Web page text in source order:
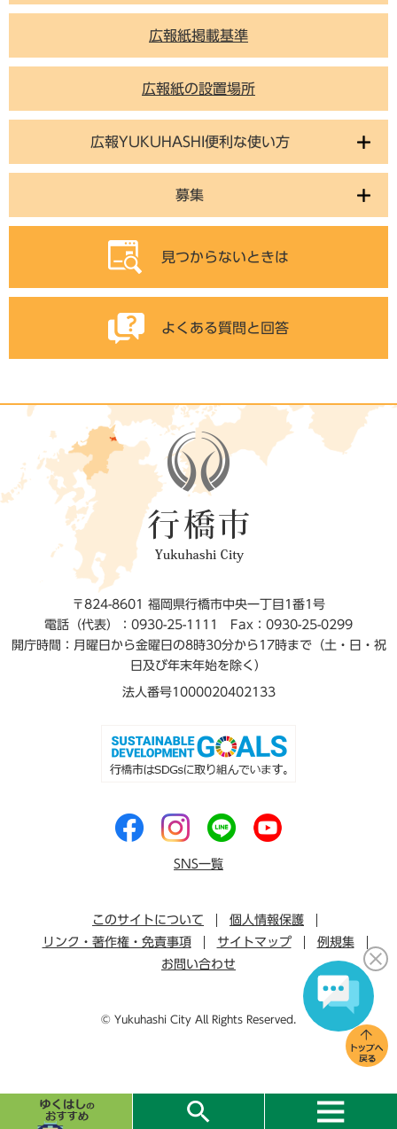
広報紙掲載基準
広報紙の設置場所
広報YUKUHASHI便利な使い方
募集
見つからないときは
よくある質問と回答
〒824-8601 福岡県行橋市中央一丁目1番1号
電話（代表）：0930-25-1111
Fax：0930-25-0299
開庁時間：月曜日から金曜日の8時30分から17時まで（土・日・祝
日及び年末年始を除く）
法人番号1000020402133
SNS一覧
このサイトについて
個人情報保護
リンク・著作権・免責事項
サイトマップ
例規集
お問い合わせ
© Yukuhashi City All Rights Reserved.